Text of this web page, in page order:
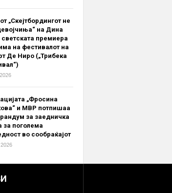
„Скејтбордингот не
на Дина
премиера
на фестивалот на
Де Ниро („Трибека
„Фросина
и МВР потпишаа
за заедничка
за поголема
во сообраќајот